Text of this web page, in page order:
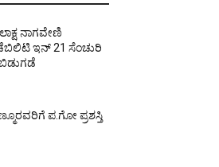
ನಾಗವೇಣಿ
ಇನ್ 21 ಸೆಂಚುರಿ
ಪ.ಗೋ ಪ್ರಶಸ್ತಿ